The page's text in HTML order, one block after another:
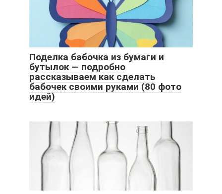
Поделка бабочка из бумаги и
бутылок — подробно
рассказываем как сделать
бабочек своими руками (80 фото
идей)